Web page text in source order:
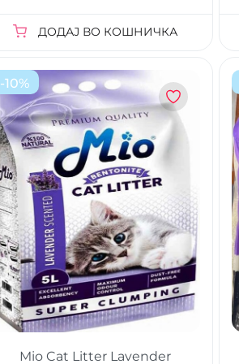
ДОДАЈ ВО КОШНИЧКА
-10%
Mio Cat Litter Lavender